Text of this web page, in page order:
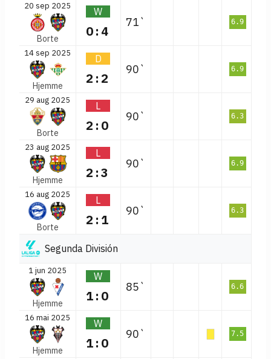
20 sep 2025
Borte
W
0:4
71` 6.9
14 sep 2025
Hjemme
D
2:2
90` 6.9
29 aug 2025
Borte
L
2:0
90` 6.3
23 aug 2025
Hjemme
L
2:3
90` 6.9
16 aug 2025
Borte
L
2:1
90` 6.3
Segunda División
1 jun 2025
Hjemme
W
1:0
85` 6.6
16 mai 2025
Hjemme
W
1:0
90` 7.5